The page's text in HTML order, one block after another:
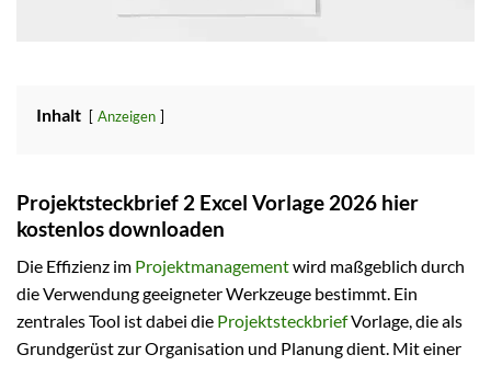
Inhalt Anzeigen
Projektsteckbrief 2 Excel Vorlage 2026 hier
kostenlos downloaden
Die Effizienz im Projektmanagementwird maßgeblich durch
die Verwendung geeigneter Werkzeuge bestimmt. Ein
zentrales Tool ist dabei die ProjektsteckbriefVorlage, die als
Grundgerüst zur Organisation und Planung dient. Mit einer